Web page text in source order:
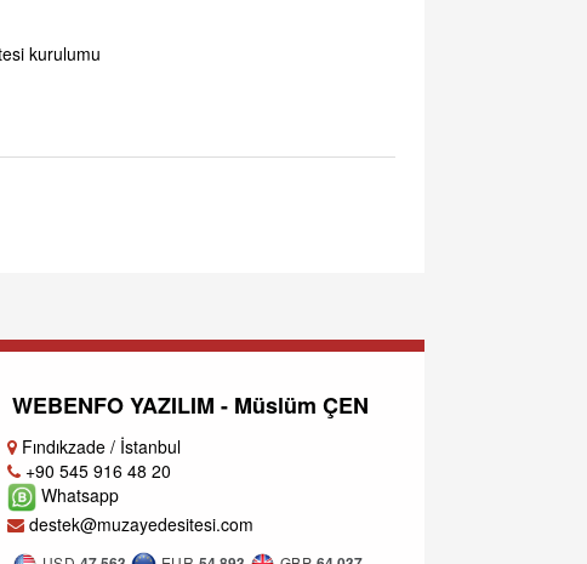
kurulumu
WEBENFO YAZILIM - Müslüm ÇEN
Fındıkzade / İstanbul
+90 545 916 48 20
Whatsapp
destek@muzayedesitesi.com